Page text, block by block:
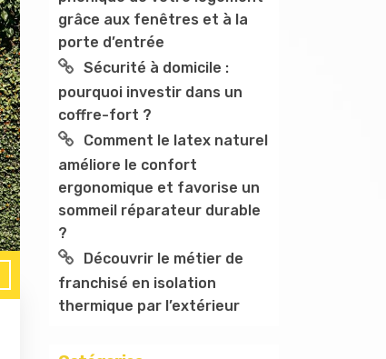
grâce aux fenêtres et à la
porte d’entrée
Sécurité à domicile :
pourquoi investir dans un
coffre-fort ?
Comment le latex naturel
améliore le confort
ergonomique et favorise un
sommeil réparateur durable
?
Découvrir le métier de
franchisé en isolation
thermique par l’extérieur